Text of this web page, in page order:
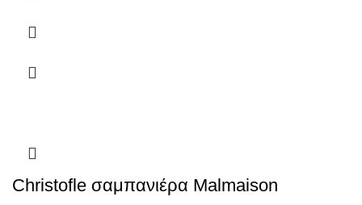
Christofle σαμπανιέρα Malmaison